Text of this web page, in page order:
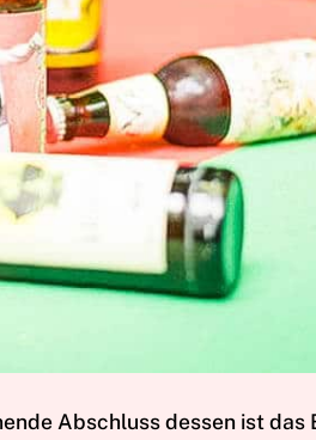
Abschluss dessen ist das